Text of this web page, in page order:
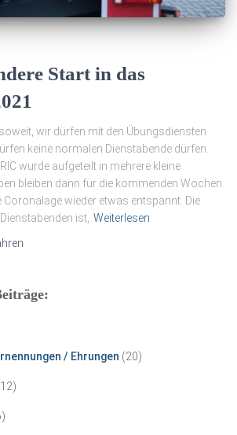
Start in das
wir dürfen mit den Übungsdiensten
keine normalen Dienstabende dürfen.
wurde aufgeteilt in mehrere kleine
bleiben dann für die kommenden Wochen
Coronalage wieder etwas entspannt. Die
ist, Weiterlesen
/ Ehrungen (20)